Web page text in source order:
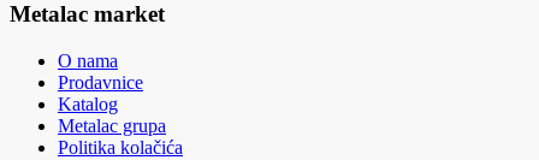
Metalac market
O nama
Prodavnice
Katalog
Metalac grupa
Politika kolačića